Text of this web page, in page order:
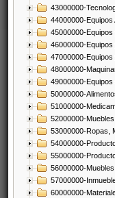
43000000-
44000000-
45000000-
46000000-
47000000-
48000000-
49000000-
50000000-
51000000-
52000000-
53000000-Ropas,
54000000-
55000000-
56000000-
57000000-
60000000-